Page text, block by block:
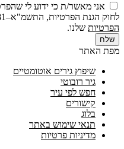
אני מאשר/ת כי ידוע לי
לחוק הגנת הפרטיות, התשמ"א–1981 (כולל תיקון 13), ובהתאם ל
הפרטיות שלנו.
שלח
מפת האתר
שיפוץ גירים אוטומטיים
גיר רובוטי
חפש לפי עיר
קישורים
בלוג
תנאי שימוש באתר
מדיניות פרטיות